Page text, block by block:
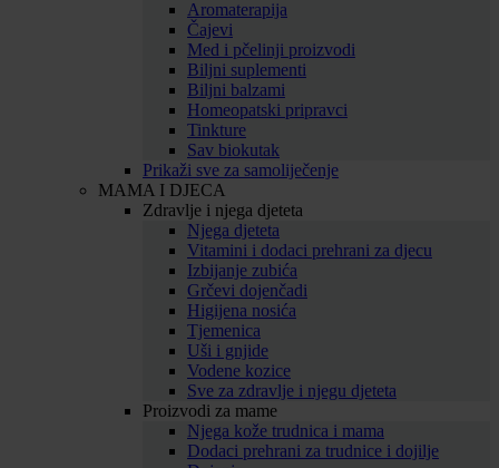
Aromaterapija
Čajevi
Med i pčelinji proizvodi
Biljni suplementi
Biljni balzami
Homeopatski pripravci
Tinkture
Sav biokutak
Prikaži sve za samoliječenje
MAMA I DJECA
Zdravlje i njega djeteta
Njega djeteta
Vitamini i dodaci prehrani za djecu
Izbijanje zubića
Grčevi dojenčadi
Higijena nosića
Tjemenica
Uši i gnjide
Vodene kozice
Sve za zdravlje i njegu djeteta
Proizvodi za mame
Njega kože trudnica i mama
Dodaci prehrani za trudnice i dojilje